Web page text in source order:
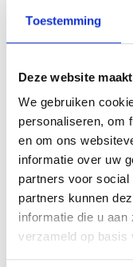
Toestemming
Deze website
We gebruiken
personaliseren, om
en om ons
informatie over uw
partners voor
partners kunnen
informatie die u
verzameld op basis
39,99